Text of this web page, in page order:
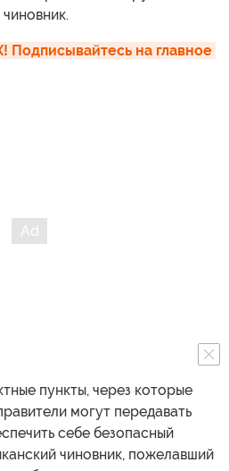
Подписывайтесь на главное
пункты, через которые
могут передавать
себе безопасный
чиновник, пожелавший